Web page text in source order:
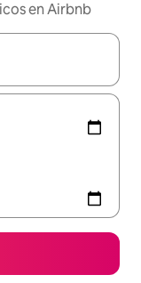
en Airbnb
navega con las